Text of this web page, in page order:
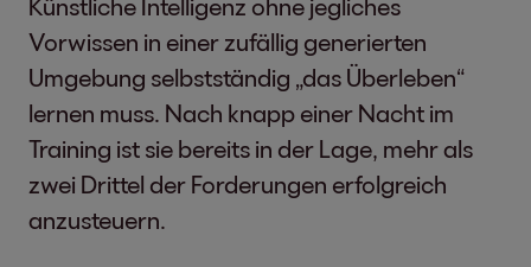
Künstliche Intelligenz ohne jegliches
Vorwissen in einer zufällig generierten
Umgebung selbstständig „das Überleben“
lernen muss. Nach knapp einer Nacht im
Training ist sie bereits in der Lage, mehr als
zwei Drittel der Forderungen erfolgreich
anzusteuern.